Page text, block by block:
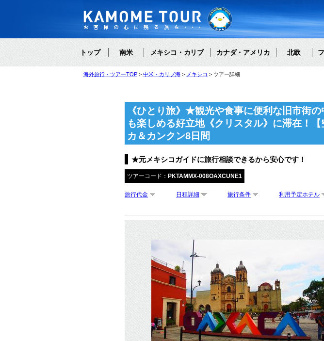
トップ 南米 メキシコ・カリブ カナダ・アメリカ 北欧
海外旅行・ツアーTOP 中米・カリブ海 メキシコ ツアー詳細
《ひとり旅》★観光や食事に便利な旧市街
も楽しめる好立地《クリスタル》に滞在！
カ＆カンクン8日間
★元メキシコガイドに旅行相談できるから安心です！
ツアーコード： PKTAMMX-008OAXCUNE1
旅行代金 日程詳細 旅行条件 利用予定ホテル